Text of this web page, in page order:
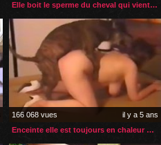
Elle boit le sperme du cheval qui vient d’éjaculer dans son cul
166 068 vues
il y a 5 ans
Enceinte elle est toujours en chaleur et son chien la soulage